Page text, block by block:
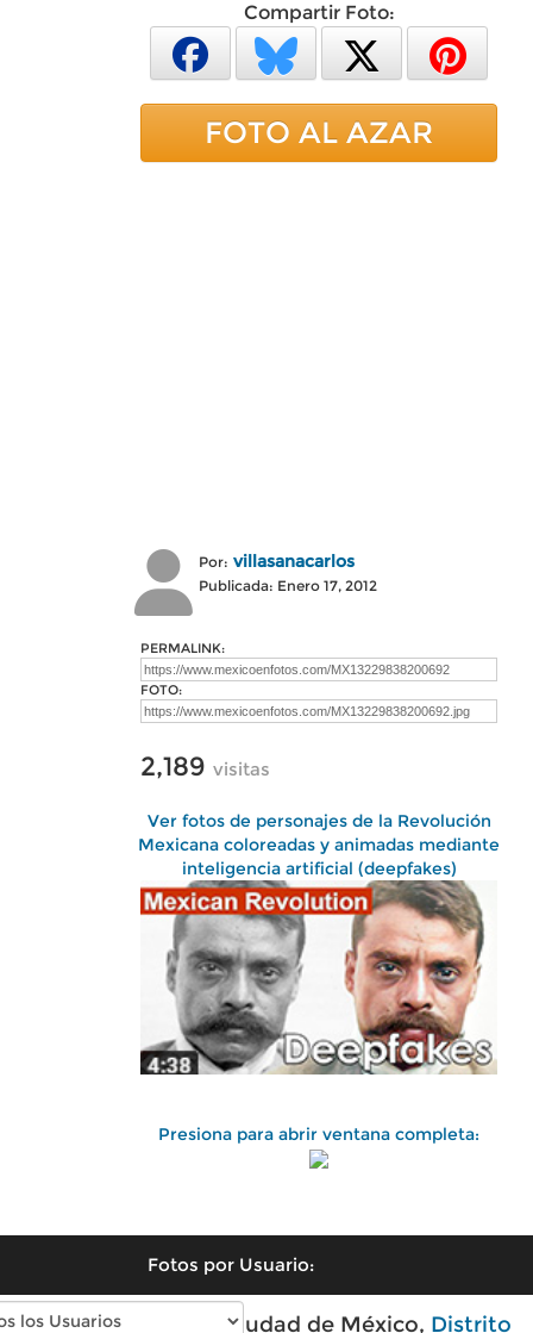
Compartir Foto:
FOTO AL AZAR
Por: villasanacarlos
Publicada: Enero 17, 2012
PERMALINK:
FOTO:
2,189 visitas
Ver fotos de personajes de la Revolución
Mexicana coloreadas y animadas mediante
inteligencia artificial (deepfakes)
Presiona para abrir ventana completa:
Fotos por Usuario:
Fotos antiguas de Ciudad de México, Distrito